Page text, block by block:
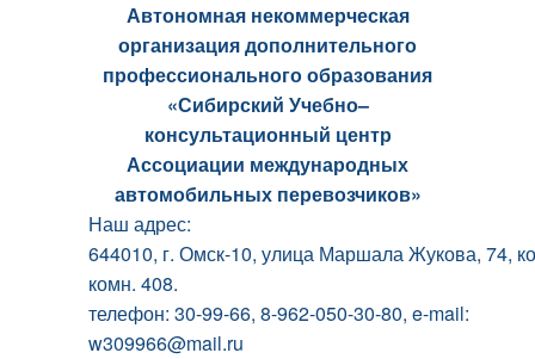
Автономная некоммерческая
организация дополнительного
профессионального образования
«Сибирский Учебно–
консультационный центр
Ассоциации международных
автомобильных перевозчиков»
Наш адрес:
644010, г. Омск-10, улица Маршала Жукова, 74,
комн. 408.
телефон: 30-99-66, 8-962-050-30-80, e-mail:
w309966@mail.ru